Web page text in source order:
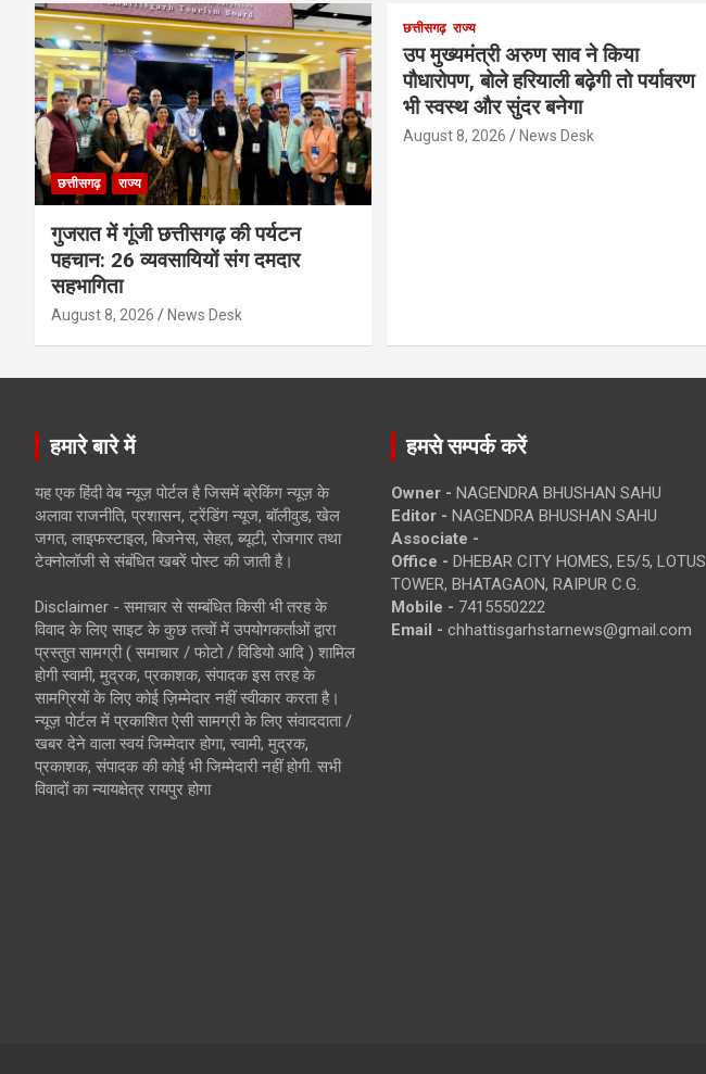
छत्तीसगढ़ राज्य
गुजरात में गूंजी छत्तीसगढ़ की पर्यटन
पहचान: 26 व्यवसायियों संग दमदार
सहभागिता
August 8, 2026 News Desk
छत्तीसगढ़ राज्य
उप मुख्यमंत्री अरुण साव ने किया
पौधारोपण, बोले हरियाली बढ़ेगी तो पर्यावरण
भी स्वस्थ और सुंदर बनेगा
August 8, 2026 News Desk
हमारे बारे में
यह एक हिंदी वेब न्यूज़ पोर्टल है जिसमें ब्रेकिंग न्यूज़ के
अलावा राजनीति, प्रशासन, ट्रेंडिंग न्यूज, बॉलीवुड, खेल
जगत, लाइफस्टाइल, बिजनेस, सेहत, ब्यूटी, रोजगार तथा
टेक्नोलॉजी से संबंधित खबरें पोस्ट की जाती है।
Disclaimer - समाचार से सम्बंधित किसी भी तरह के
विवाद के लिए साइट के कुछ तत्वों में उपयोगकर्ताओं द्वारा
प्रस्तुत सामग्री ( समाचार / फोटो / विडियो आदि ) शामिल
होगी स्वामी, मुद्रक, प्रकाशक, संपादक इस तरह के
सामग्रियों के लिए कोई ज़िम्मेदार नहीं स्वीकार करता है।
न्यूज़ पोर्टल में प्रकाशित ऐसी सामग्री के लिए संवाददाता /
खबर देने वाला स्वयं जिम्मेदार होगा, स्वामी, मुद्रक,
प्रकाशक, संपादक की कोई भी जिम्मेदारी नहीं होगी. सभी
विवादों का न्यायक्षेत्र रायपुर होगा
हमसे सम्पर्क करें
Owner - NAGENDRA BHUSHAN SAHU
Editor - NAGENDRA BHUSHAN SAHU
Associate -
Office - DHEBAR CITY HOMES, E5/5, LOTUS
TOWER, BHATAGAON, RAIPUR C.G.
Mobile - 7415550222
Email - chhattisgarhstarnews@gmail.com